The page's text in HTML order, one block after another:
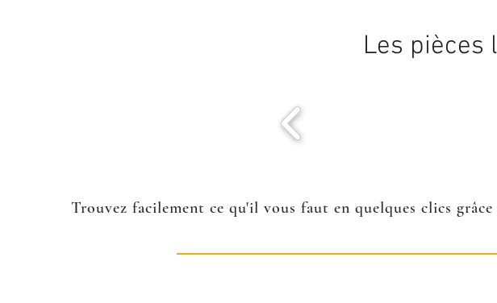
Les pièces
Trouvez facilement ce qu'il vous faut en quelques clics